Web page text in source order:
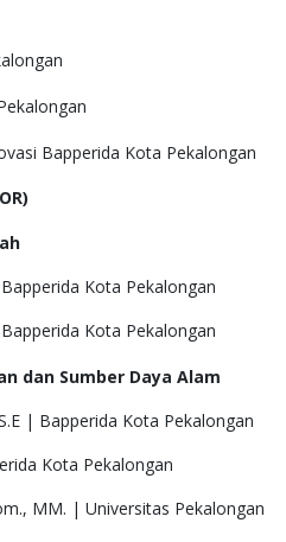
Bapperida Kota Pekalongan
Kota Pekalongan
Kota Pekalongan
dan Sumber Daya Alam
| Bapperida Kota Pekalongan
Kota Pekalongan
MM. | Universitas Pekalongan